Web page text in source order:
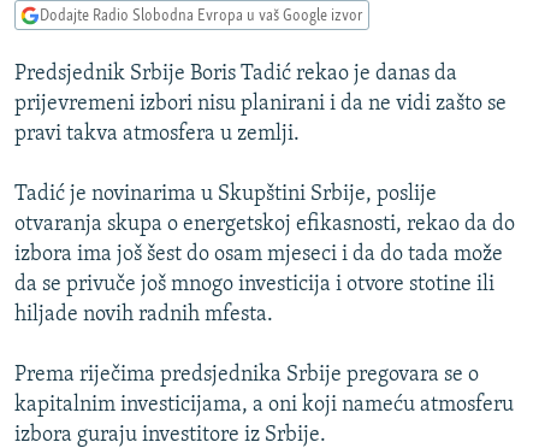
na
VIDEO
FOTOGALERIJE
INFOGRAFIKE
PODCASTI
RAT U UKRAJINI
KINA NA BALKANU
ISPRIČAJ MI
DNEVNO@RSE
SPECIJALI RSE
GENOCID U SREBRENICI
POPLAVE I KLIZIŠTA U BIH 2024.
Dodajte Radio Slobodna Evropa u vaš Google izvor
Predsjednik Srbije Boris Tadić rekao je danas da
prijevremeni izbori nisu planirani i da ne vidi zašto se
pravi takva atmosfera u zemlji.
Tadić je novinarima u Skupštini Srbije, poslije
otvaranja skupa o energetskoj efikasnosti, rekao da do
izbora ima još šest do osam mjeseci i da do tada može
da se privuče još mnogo investicija i otvore stotine ili
hiljade novih radnih mfesta.
Prema riječima predsjednika Srbije pregovara se o
kapitalnim investicijama, a oni koji nameću atmosferu
izbora guraju investitore iz Srbije.